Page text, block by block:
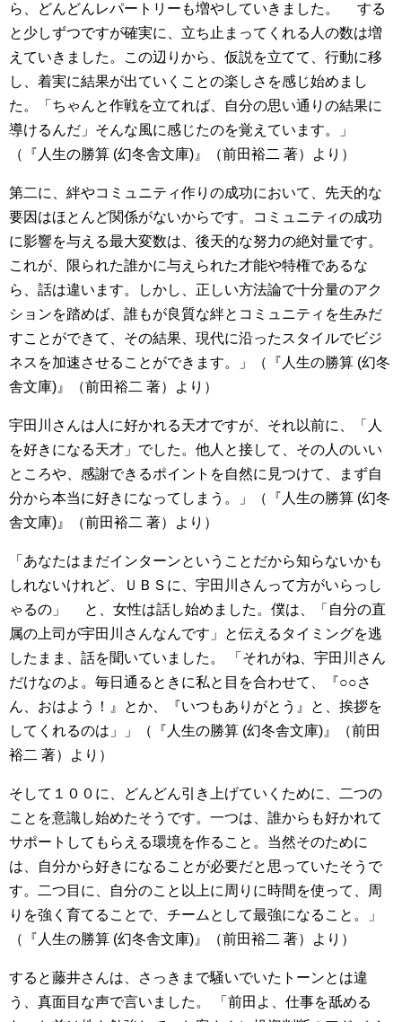
ら、どんどんレパートリーも増やしていきました。 する
と少しずつですが確実に、立ち止まってくれる人の数は増
えていきました。この辺りから、仮説を立てて、行動に移
し、着実に結果が出ていくことの楽しさを感じ始めまし
た。「ちゃんと作戦を立てれば、自分の思い通りの結果に
導けるんだ」そんな風に感じたのを覚えています。」
（『人生の勝算 (幻冬舎文庫)』（前田裕二 著）より）
第二に、絆やコミュニティ作りの成功において、先天的な
要因はほとんど関係がないからです。コミュニティの成功
に影響を与える最大変数は、後天的な努力の絶対量です。
これが、限られた誰かに与えられた才能や特権であるな
ら、話は違います。しかし、正しい方法論で十分量のアク
ションを踏めば、誰もが良質な絆とコミュニティを生みだ
すことができて、その結果、現代に沿ったスタイルでビジ
ネスを加速させることができます。」（『人生の勝算 (幻冬
舎文庫)』（前田裕二 著）より）
宇田川さんは人に好かれる天才ですが、それ以前に、「人
を好きになる天才」でした。他人と接して、その人のいい
ところや、感謝できるポイントを自然に見つけて、まず自
分から本当に好きになってしまう。」（『人生の勝算 (幻冬
舎文庫)』（前田裕二 著）より）
「あなたはまだインターンということだから知らないかも
しれないけれど、ＵＢＳに、宇田川さんって方がいらっし
ゃるの」 と、女性は話し始めました。僕は、「自分の直
属の上司が宇田川さんなんです」と伝えるタイミングを逃
したまま、話を聞いていました。 「それがね、宇田川さん
だけなのよ。毎日通るときに私と目を合わせて、『○○さ
ん、おはよう！』とか、『いつもありがとう』と、挨拶を
してくれるのは」」（『人生の勝算 (幻冬舎文庫)』（前田
裕二 著）より）
そして１００に、どんどん引き上げていくために、二つの
ことを意識し始めたそうです。一つは、誰からも好かれて
サポートしてもらえる環境を作ること。当然そのために
は、自分から好きになることが必要だと思っていたそうで
す。二つ目に、自分のこと以上に周りに時間を使って、周
りを強く育てることで、チームとして最強になること。」
（『人生の勝算 (幻冬舎文庫)』（前田裕二 著）より）
すると藤井さんは、さっきまで騒いでいたトーンとは違
う、真面目な声で言いました。 「前田よ、仕事を舐める